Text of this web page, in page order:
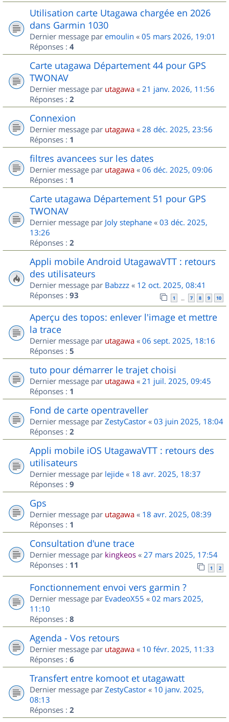
Utilisation carte Utagawa chargée en 2026
dans Garmin 1030
Dernier message par emoulin « 05 mars 2026, 19:01
Réponses : 4
Carte utagawa Département 44 pour GPS
TWONAV
Dernier message par utagawa « 21 janv. 2026, 11:56
Réponses : 2
Connexion
Dernier message par utagawa « 28 déc. 2025, 23:56
Réponses : 1
filtres avancees sur les dates
Dernier message par utagawa « 06 déc. 2025, 09:06
Réponses : 1
Carte utagawa Département 51 pour GPS
TWONAV
Dernier message par Joly stephane « 03 déc. 2025,
13:26
Réponses : 2
Appli mobile Android UtagawaVTT : retours
des utilisateurs
Dernier message par Babzzz « 12 oct. 2025, 08:41
Réponses : 93 1 … 7 8 9 10
Aperçu des topos: enlever l'image et mettre
la trace
Dernier message par utagawa « 06 sept. 2025, 18:16
Réponses : 5
tuto pour démarrer le trajet choisi
Dernier message par utagawa « 21 juil. 2025, 09:45
Réponses : 1
Fond de carte opentraveller
Dernier message par ZestyCastor « 03 juin 2025, 18:04
Réponses : 2
Appli mobile iOS UtagawaVTT : retours des
utilisateurs
Dernier message par lejide « 18 avr. 2025, 18:37
Réponses : 9
Gps
Dernier message par utagawa « 18 avr. 2025, 08:39
Réponses : 1
Consultation d'une trace
Dernier message par kingkeos « 27 mars 2025, 17:54
Réponses : 11 1 2
Fonctionnement envoi vers garmin ?
Dernier message par EvadeoX55 « 02 mars 2025,
11:10
Réponses : 8
Agenda - Vos retours
Dernier message par utagawa « 10 févr. 2025, 11:33
Réponses : 6
Transfert entre komoot et utagawatt
Dernier message par ZestyCastor « 10 janv. 2025,
08:13
Réponses : 2